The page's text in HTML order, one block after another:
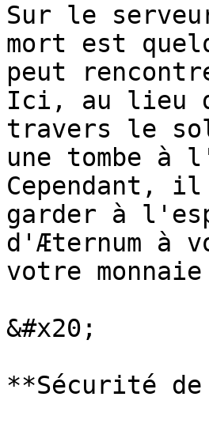
Sur le
mort est
peut
Ici, au lieu
travers le
une tombe à
Cependant,
garder à
d'Æternum à
votre
&#x20;
**Sécurité